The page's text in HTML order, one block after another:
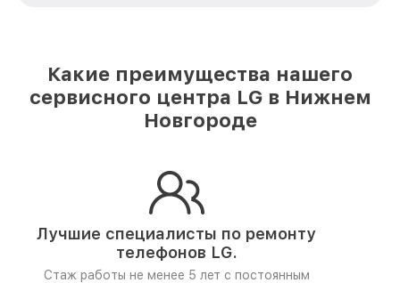
Какие преимущества нашего
сервисного центра LG в Нижнем
Новгороде
Лучшие специалисты по ремонту
телефонов LG.
Стаж работы не менее 5 лет с постоянным